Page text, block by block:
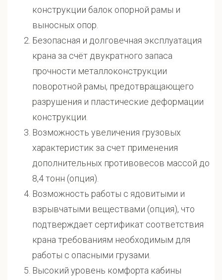
конструкции балок опорной рамы и
выносных опор.
Безопасная и долговечная эксплуатация
крана за счёт двукратного запаса
прочности металлоконструкции
поворотной рамы, предотвращающего
разрушения и пластические деформации
конструкции.
Возможность увеличения грузовых
характеристик за счет применения
дополнительных противовесов массой до
8,4 тонн (опция).
Возможность работы с ядовитыми и
взрывчатыми веществами (опция), что
подтверждает сертификат соответствия
крана требованиям необходимым для
работы с опасными грузами.
Высокий уровень комфорта кабины